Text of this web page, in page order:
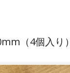
（4個入り